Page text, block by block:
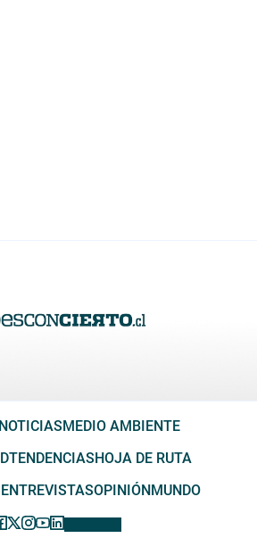
MEDIO AMBIENTE
TENDENCIASHOJA DE RUTA
ENTREVISTASOPINIÓNMUNDO